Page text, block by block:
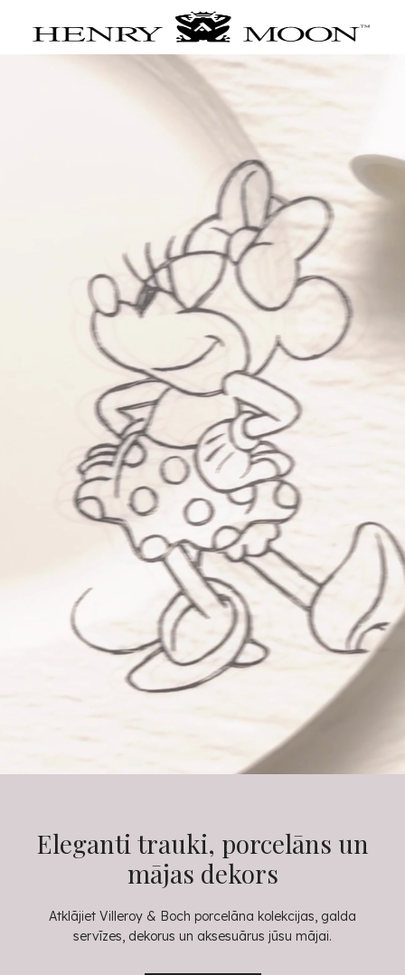
Eleganti trauki, porcelāns un
mājas dekors
Atklājiet Villeroy & Boch porcelāna kolekcijas, galda
servīzes, dekorus un aksesuārus jūsu mājai.